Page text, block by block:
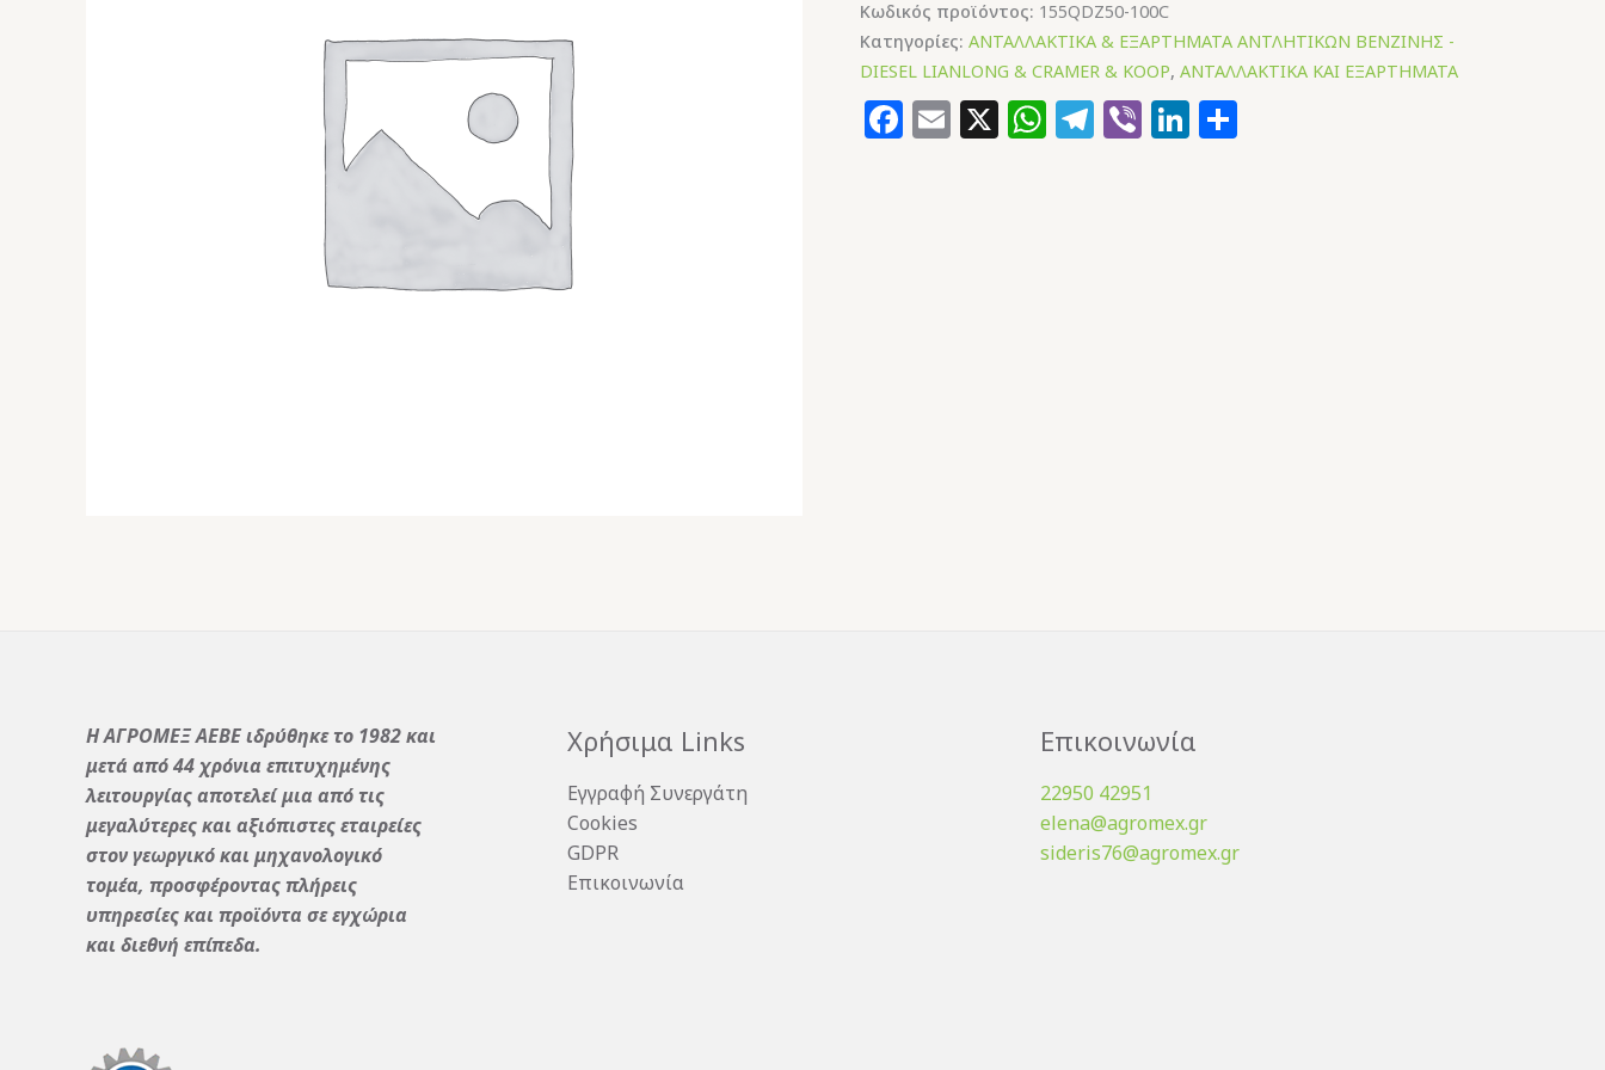
Κωδικός προϊόντος: 155QDZ50-100C
Κατηγορίες: ΑΝΤΑΛΛΑΚΤΙΚΑ & ΕΞΑΡΤΗΜΑΤΑ ΑΝΤΛΗΤΙΚΩΝ ΒΕΝΖΙΝΗΣ -
DIESEL LIANLONG & CRAMER & KOOP, ΑΝΤΑΛΛΑΚΤΙΚΑ ΚΑΙ ΕΞΑΡΤΗΜΑΤΑ
Facebook
Email
X WhatsApp
Telegram
ViberLinkedIn
Η ΑΓΡΟΜΕΞ ΑΕΒΕ ιδρύθηκε το 1982 και
μετά από 44 χρόνια επιτυχημένης
λειτουργίας αποτελεί μια από τις
μεγαλύτερες και αξιόπιστες εταιρείες
στον γεωργικό και μηχανολογικό
τομέα, προσφέροντας πλήρεις
υπηρεσίες και προϊόντα σε εγχώρια
και διεθνή επίπεδα.
Χρήσιμα Links
Εγγραφή Συνεργάτη
Cookies
GDPR
Επικοινωνία
Επικοινωνία
22950 42951
elena@agromex.gr
sideris76@agromex.gr